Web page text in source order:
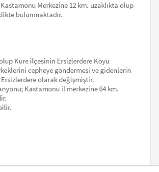
Merkezine 12 km. uzaklıkta olup
bulunmaktadır.
Küre ilçesinin Ersizlerdere Köyü
cepheye göndermesi ve gidenlerin
Ersizlerdere olarak değişmiştir.
Kastamonu il merkezine 64 km.